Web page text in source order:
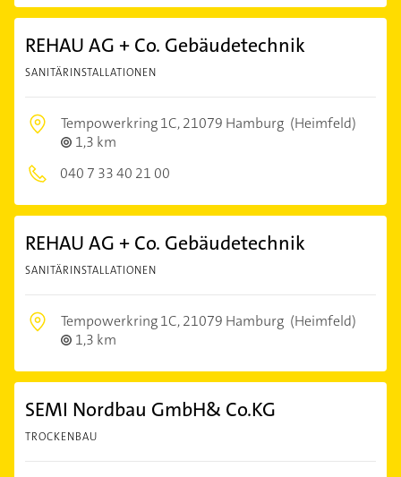
REHAU AG + Co. Gebäudetechnik
SANITÄRINSTALLATIONEN
Tempowerkring 1C,21079 Hamburg (Heimfeld)
1,3 km
040 7 33 40 21 00
REHAU AG + Co. Gebäudetechnik
SANITÄRINSTALLATIONEN
Tempowerkring 1C,21079 Hamburg (Heimfeld)
1,3 km
SEMI Nordbau GmbH& Co.KG
TROCKENBAU